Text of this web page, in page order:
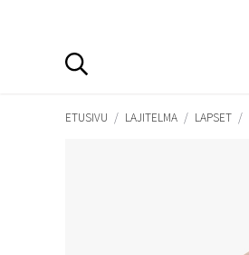
ETUSIVU / LAJITELMA / LAPSET /